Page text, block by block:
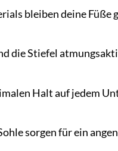
bleiben deine Füße
die Stiefel
Halt auf jedem
sorgen für ein